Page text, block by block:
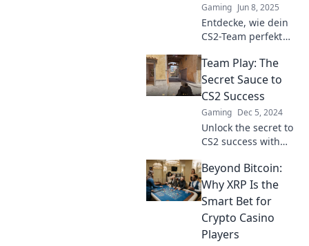
Gaming Jun 8, 2025
Entdecke, wie dein
CS2-Team perfekt
für perfekte
Zusammenarbeit
wie in einer Band.
Lass den Erfolg
rocken!
Team Play: The
Secret Sauce to
CS2 Success
Gaming Dec 5, 2024
Unlock the secret to
CS2 success with
that elevate your
game! Discover tips
that can transform
your gameplay.
Beyond Bitcoin:
Why XRP Is the
Smart Bet for
Crypto Casino
Players